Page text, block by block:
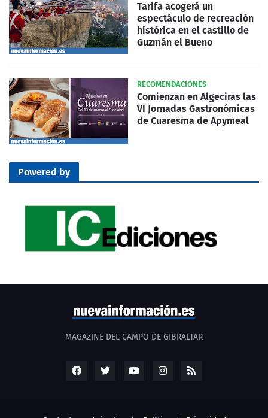
Tarifa acogerá un
espectáculo de recreación
histórica en el castillo de
Guzmán el Bueno
RECOMENDACIONES
Comienzan en Algeciras las
VI Jornadas Gastronómicas
de Cuaresma de Apymeal
Powered by
MAGAZINE DEL CAMPO DE GIBRALTAR